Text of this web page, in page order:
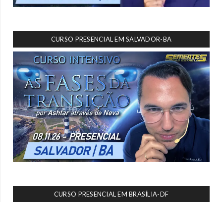
CURSO PRESENCIAL EM SALVADOR-BA
CURSO PRESENCIAL EM BRASÍLIA-DF